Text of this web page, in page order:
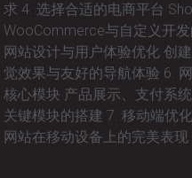
求 4. 选择合适的电商平台
WooCommerce与自定义开
网站设计与用户体验优化 创
觉效果与友好的导航体验 6.
核心模块 产品展示、支付系
关键模块的搭建 7. 移动端优
网站在移动设备上的完美表现